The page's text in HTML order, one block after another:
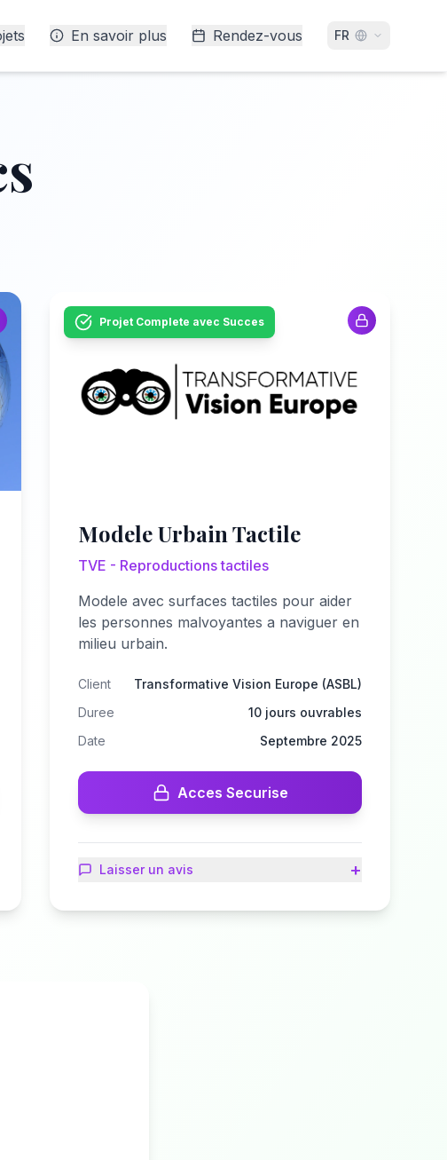
En savoir plus Rendez-vous FR
Projet Complete avec Succes
Modele Urbain Tactile
TVE - Reproductions tactiles
Modele avec surfaces tactiles pour aider
les personnes malvoyantes a naviguer en
milieu urbain.
Client
Transformative Vision Europe (ASBL)
Duree
10 jours ouvrables
Date
Septembre 2025
Acces Securise
Laisser un avis +